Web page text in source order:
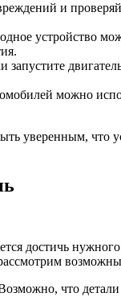
и
устройство
запустите
можно
уверенным, что
достичь
что